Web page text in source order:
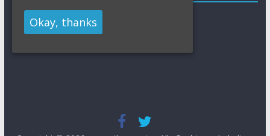
Impressum / Kontakt
Datenschutzerklärung
Okay, thanks